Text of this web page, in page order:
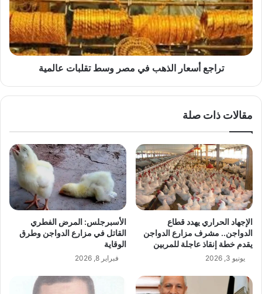
مصر
وسط
تقلبات
عالمية
تراجع أسعار الذهب في مصر وسط تقلبات عالمية
مقالات ذات صلة
الإجهاد الحراري يهدد قطاع
الدواجن.. مشرف مزارع الدواجن
يقدم خطة إنقاذ عاجلة للمربين
يونيو 3, 2026
الأسبرجلس: المرض الفطري
القاتل في مزارع الدواجن وطرق
الوقاية
فبراير 8, 2026